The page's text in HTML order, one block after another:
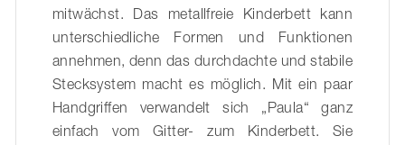
mitwächst. Das metallfreie Kinderbett kann
unterschiedliche Formen und Funktionen
annehmen, denn das durchdachte und stabile
Stecksystem macht es möglich. Mit ein paar
Handgriffen verwandelt sich „Paula“ ganz
einfach vom Gitter- zum Kinderbett. Sie